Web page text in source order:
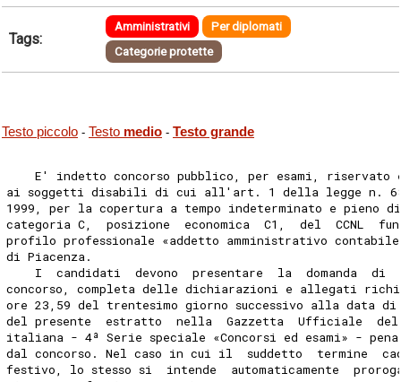
Tags:
Amministrativi
Per diplomati
Categorie protette
Testo piccolo - Testo medio - Testo grande
E' indetto concorso pubblico, per esami, riservato
ai soggetti disabili di cui all'art. 1 della legge n. 68
1999, per la copertura a tempo indeterminato e pieno
categoria C,  posizione  economica  C1,  del  CCNL
profilo professionale «addetto amministrativo
di Piacenza.
I  candidati  devono  presentare  la  domanda  di
concorso, completa delle dichiarazioni e allegati
ore 23,59 del trentesimo giorno successivo alla data di
del presente  estratto  nella  Gazzetta  Ufficiale
italiana - 4ª Serie speciale «Concorsi ed esami» -
dal concorso. Nel caso in cui il  suddetto  termine
festivo, lo stesso si  intende  automaticamente